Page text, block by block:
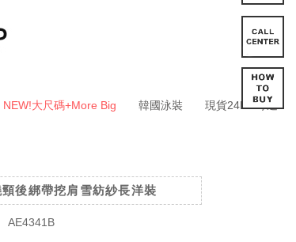
NEW!大尺碼+More Big 韓國泳裝 現貨24HR寄送
後綁帶挖肩雪紡紗長洋裝
AE4341B